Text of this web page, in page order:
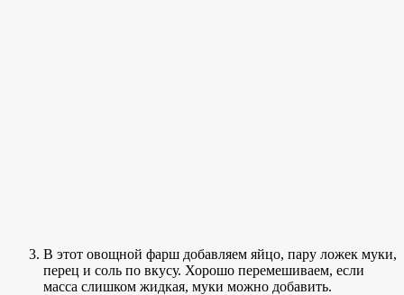
В этот овощной фарш добавляем яйцо, пару ложек муки,
перец и соль по вкусу. Хорошо перемешиваем, если
масса слишком жидкая, муки можно добавить.